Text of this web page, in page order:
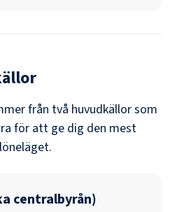
från två huvudkällor som
för att ge dig den mest
centralbyrån)